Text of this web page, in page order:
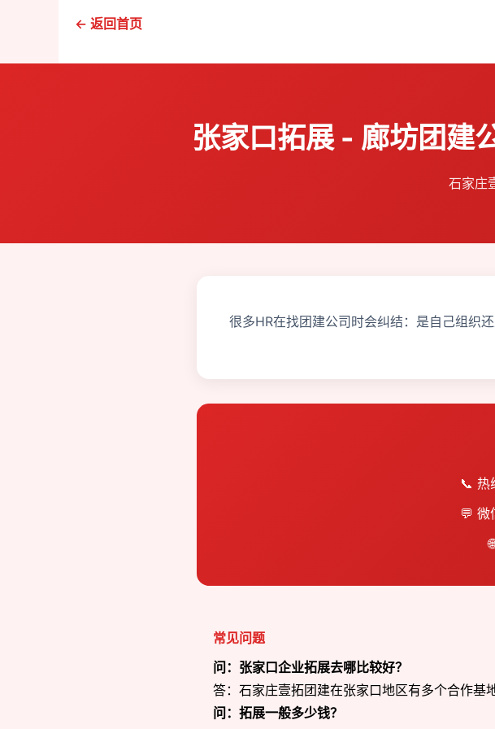
← 返回首页
张家口拓展 - 廊坊团建
石家庄
很多HR在找团建公司时会纠结：是自己组织
📞 热
💬 微
常见问题
问：张家口企业拓展去哪比较好？
答：石家庄壹拓团建在张家口地区有多个合作基
问：拓展一般多少钱？